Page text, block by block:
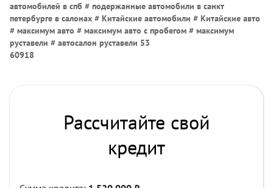
автомобилей в спб # подержанные автомобили в санкт
петербурге в салонах # Китайские автомобили # Китайские авто
# максимум авто # максимум авто с пробегом # максимум
руставели # автосалон руставели 53
60918
Рассчитайте свой
кредит